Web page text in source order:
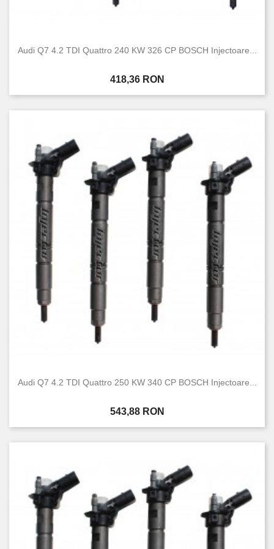
Audi Q7 4.2 TDI Quattro 240 KW 326 CP BOSCH Injectoare...
Pret
418,36 RON
Audi Q7 4.2 TDI Quattro 250 KW 340 CP BOSCH Injectoare...
Pret
543,88 RON